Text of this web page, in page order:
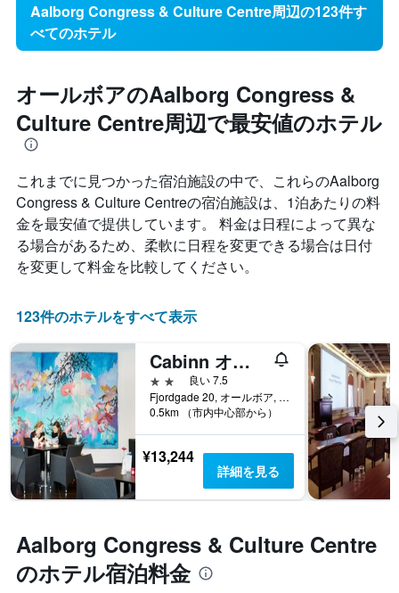
Aalborg Congress & Culture Centre周辺の123件す
べてのホテル
オールボアのAalborg Congress &
Culture Centre周辺で最安値のホテル
これまでに見つかった宿泊施設の中で、これらのAalborg
Congress & Culture Centre​の宿泊施設は、1泊あたりの料
金を最安値で提供しています。 料金は日程によって異な
る場合があるため、柔軟に日程を変更できる場合は日付
を変更して料金を比較してください。
123件のホテルをすべて表示
Cabinn オールボー
2つ星
良い 7.5
Fjordgade 20, オールボア, 北ユラン地域, デンマーク
0.5km （市内中心部から）
¥13,244
詳細を見る
Aalborg Congress & Culture Centre
のホテル宿泊料金